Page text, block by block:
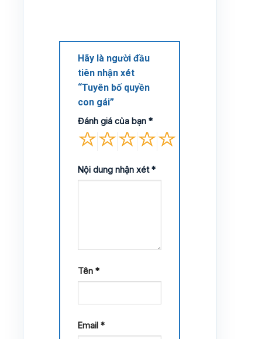
Hãy là người đầu
tiên nhận xét
“Tuyên bố quyền
con gái”
Đánh giá của bạn *
Nội dung nhận xét*
Tên *
Email *